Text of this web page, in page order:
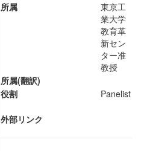
所属
東京工
業大学
教育革
新セン
ター准
教授
所属(翻訳)
役割
Panelist
外部リンク